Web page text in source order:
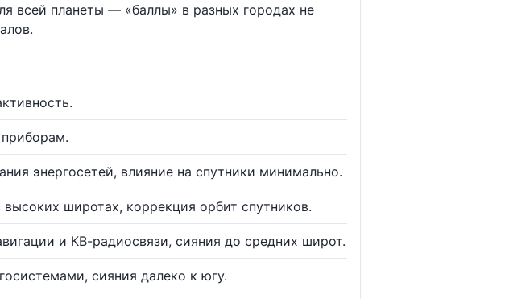
всей планеты — «баллы» в разных городах не
энергосетей, влияние на спутники минимально.
широтах, коррекция орбит спутников.
и КВ-радиосвязи, сияния до средних широт.
сияния далеко к югу.